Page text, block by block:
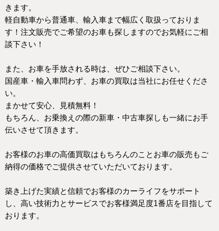
きます。
軽自動車から普通車、輸入車まで幅広く取扱っておりま
す！注文販売でご希望のお車も探しますのでお気軽にご相
談下さい！
また、お車を手放される時は、ぜひご相談下さい。
国産車・輸入車問わず、お車の買取は当社にお任せくださ
い。
まかせて安心、見積無料！
もちろん、お乗換えの際の新車・中古車探しも一緒にお手
伝いさせて頂きます。
お客様のお車の高価買取はもちろんのことお車の販売もご
納得の価格でご提供させていただいております。
築き上げた実績と信頼でお客様のカーライフをサポート
し、高い技術力とサービスでお客様満足度1番店を目指して
おります。